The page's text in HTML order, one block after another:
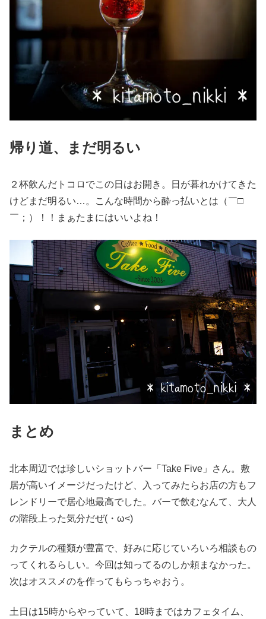
帰り道、まだ明るい
２杯飲んだトコロでこの日はお開き。日が暮れかけてきた
けどまだ明るい…。こんな時間から酔っ払いとは（￣□
￣；）！！まぁたまにはいいよね！
まとめ
北本周辺では珍しいショットバー「Take Five」さん。敷
居が高いイメージだったけど、入ってみたらお店の方もフ
レンドリーで居心地最高でした。バーで飲むなんて、大人
の階段上った気分だぜ(・ω<)
カクテルの種類が豊富で、好みに応じていろいろ相談もの
ってくれるらしい。今回は知ってるのしか頼まなかった。
次はオススメのを作ってもらっちゃおう。
土日は15時からやっていて、18時まではカフェタイム、